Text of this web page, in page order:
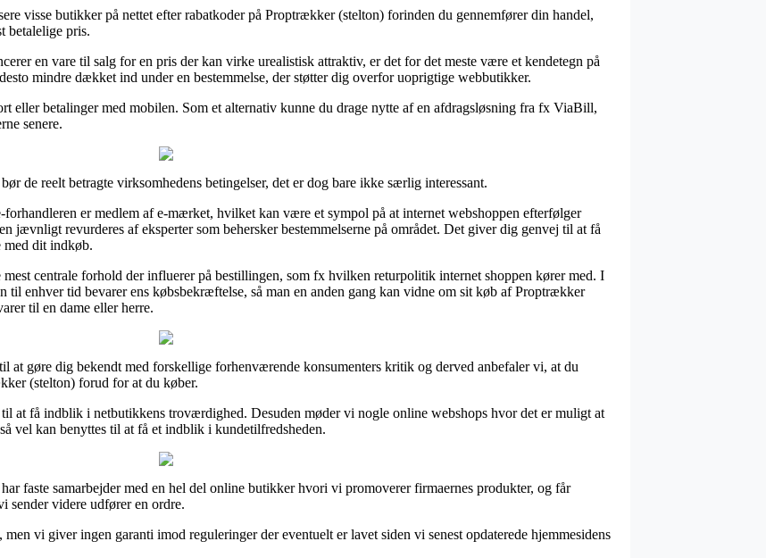
visse butikker på nettet efter rabatkoder på Proptrækker (stelton) forinden du gennemfører din handel,
betalelige pris.
en vare til salg for en pris der kan virke urealistisk attraktiv, er det for det meste være et kendetegn på
mindre dækket ind under en bestemmelse, der støtter dig overfor uoprigtige webbutikker.
eller betalinger med mobilen. Som et alternativ kunne du drage nytte af en afdragsløsning fra fx ViaBill,
senere.
de reelt betragte virksomhedens betingelser, det er dog bare ikke særlig interessant.
er medlem af e-mærket, hvilket kan være et sympol på at internet webshoppen efterfølger
jævnligt revurderes af eksperter som behersker bestemmelserne på området. Det giver dig genvej til at få
med dit indkøb.
mest centrale forhold der influerer på bestillingen, som fx hvilken returpolitik internet shoppen kører med. I
til enhver tid bevarer ens købsbekræftelse, så man en anden gang kan vidne om sit køb af Proptrækker
til en dame eller herre.
at gøre dig bekendt med forskellige forhenværende konsumenters kritik og derved anbefaler vi, at du
(stelton) forud for at du køber.
at få indblik i netbutikkens troværdighed. Desuden møder vi nogle online webshops hvor det er muligt at
vel kan benyttes til at få et indblik i kundetilfredsheden.
faste samarbejder med en hel del online butikker hvori vi promoverer firmaernes produkter, og får
sender videre udfører en ordre.
vi giver ingen garanti imod reguleringer der eventuelt er lavet siden vi senest opdaterede hjemmesidens